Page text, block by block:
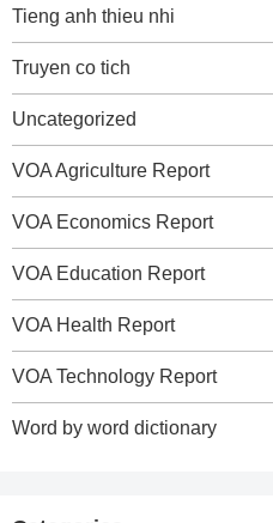
Tieng anh thieu nhi
Truyen co tich
Uncategorized
VOA Agriculture Report
VOA Economics Report
VOA Education Report
VOA Health Report
VOA Technology Report
Word by word dictionary